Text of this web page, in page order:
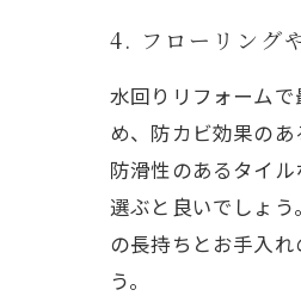
4. フローリング
水回りリフォーム
め、防カビ効果の
防滑性のあるタイ
選ぶと良いでしょ
の長持ちとお手入
う。